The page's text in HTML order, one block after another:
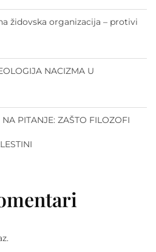
židovska organizacija – protivi
NACIZMA U
PITANJE: ZAŠTO FILOZOFI